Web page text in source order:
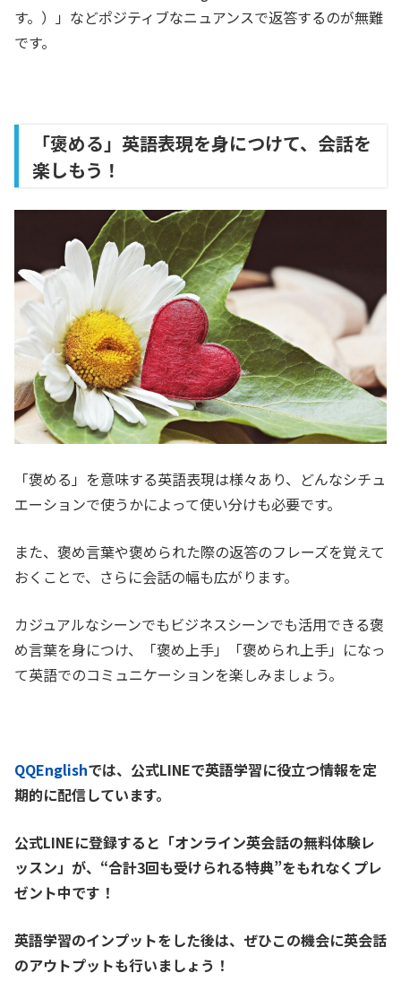
す。）」などポジティブなニュアンスで返答するのが無難
です。
「褒める」英語表現を身につけて、会話を
楽しもう！
「褒める」を意味する英語表現は様々あり、どんなシチュ
エーションで使うかによって使い分けも必要です。
また、褒め言葉や褒められた際の返答のフレーズを覚えて
おくことで、さらに会話の幅も広がります。
カジュアルなシーンでもビジネスシーンでも活用できる褒
め言葉を身につけ、「褒め上手」「褒められ上手」になっ
て英語でのコミュニケーションを楽しみましょう。
QQEnglishでは、公式LINEで英語学習に役立つ情報を定
期的に配信しています。
公式LINEに登録すると「オンライン英会話の無料体験レ
ッスン」が、 “合計3回も受けられる特典”をもれなくプレ
ゼント中です！
英語学習のインプットをした後は、ぜひこの機会に英会話
のアウトプットも行いましょう！